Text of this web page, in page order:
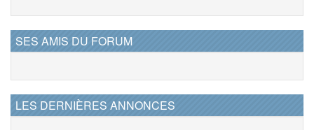
SES AMIS DU FORUM
LES DERNIÈRES ANNONCES